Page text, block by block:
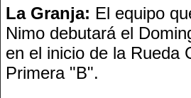
La Granja: El equipo
Nimo debutará el
en el inicio de la Rueda
Primera "B".